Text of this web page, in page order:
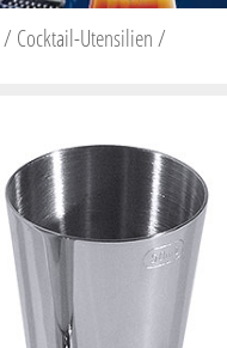
/ Cocktail-Utensilien/